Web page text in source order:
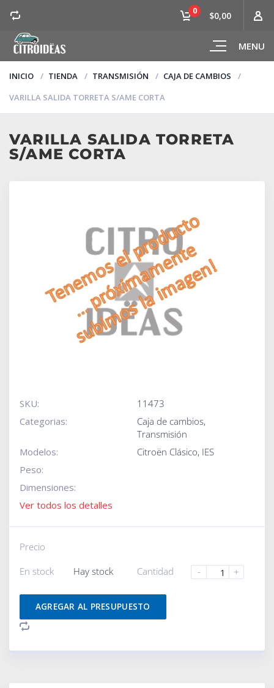
MENU
0 $0,00
INICIO TIENDA TRANSMISIÓN
CAJA DE CAMBIOS
VARILLA SALIDA TORRETA S/AME CORTA
VARILLA SALIDA TORRETA
S/AME CORTA
SKU:
11473
Categorias:
Caja de cambios,
Transmisión
Modelos:
Citroën Clásico, IES
Peso:
Dimensiones:
Ver todos los detalles
Precio
En stock
Hay stock Cantidad - +
AGREGAR AL PRESUPUESTO